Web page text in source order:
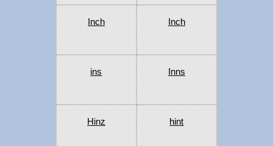
Inch Inch
ins Inns
Hinz hint